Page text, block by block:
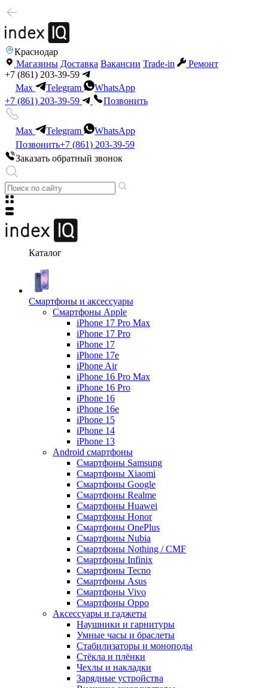
Краснодар
Магазины Доставка Вакансии Trade-in
Ремонт
+7 (861) 203-39-59
Max
Telegram
WhatsApp
+7 (861) 203-39-59
Позвонить
Max Telegram
WhatsApp
Позвонить+7 (861) 203-39-59
Заказать обратный звонок
Каталог
Смартфоны и аксессуары
Смартфоны Apple
iPhone 17 Pro Max
iPhone 17 Pro
iPhone 17
iPhone 17e
iPhone Air
iPhone 16 Pro Max
iPhone 16 Pro
iPhone 16
iPhone 16e
iPhone 15
iPhone 14
iPhone 13
Android cмартфоны
Смартфоны Samsung
Смартфоны Xiaomi
Смартфоны Google
Смартфоны Realme
Смартфоны Huawei
Смартфоны Honor
Смартфоны OnePlus
Смартфоны Nubia
Смартфоны Nothing / CMF
Смартфоны Infinix
Смартфоны Tecno
Смартфоны Asus
Смартфоны Vivo
Смартфоны Oppo
Аксессуары и гаджеты
Наушники и гарнитуры
Умные часы и браслеты
Стабилизаторы и моноподы
Стёкла и плёнки
Чехлы и накладки
Зарядные устройства